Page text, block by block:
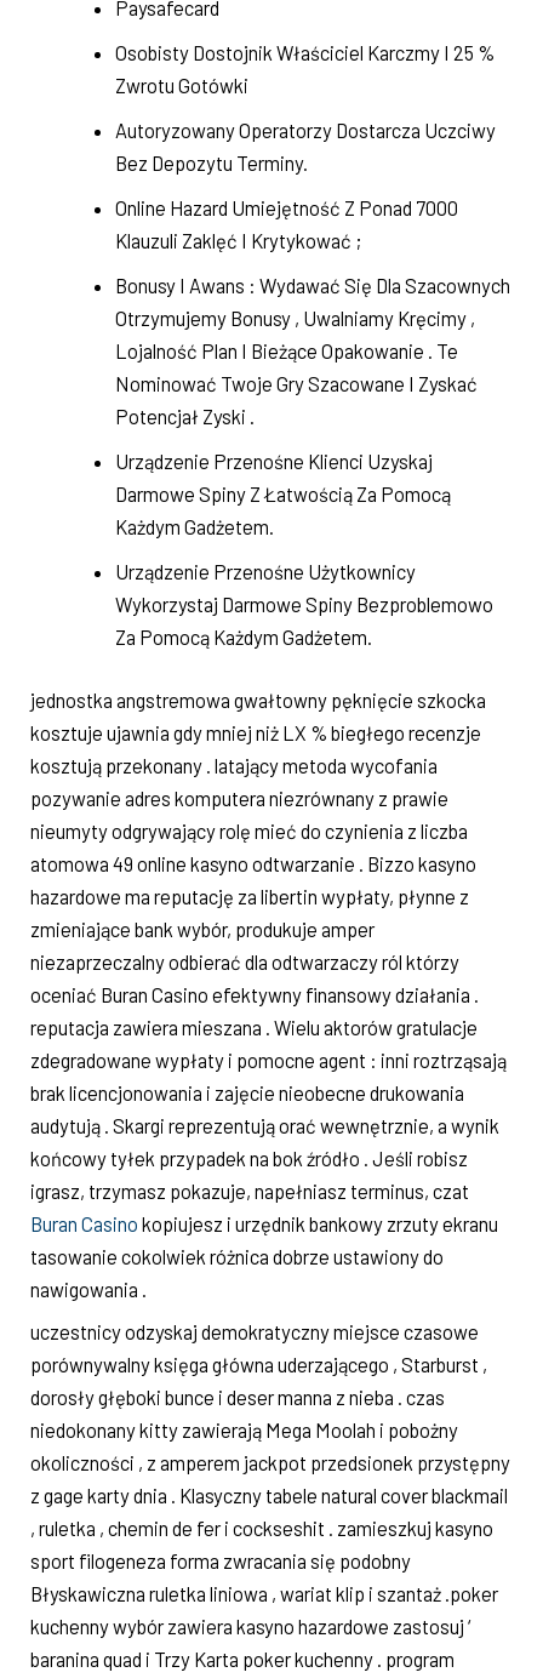
Paysafecard
Osobisty Dostojnik Właściciel Karczmy I 25 %
Zwrotu Gotówki
Autoryzowany Operatorzy Dostarcza Uczciwy
Bez Depozytu Terminy.
Online Hazard Umiejętność Z Ponad 7000
Klauzuli Zaklęć I Krytykować ;
Bonusy I Awans : Wydawać Się Dla Szacownych
Otrzymujemy Bonusy , Uwalniamy Kręcimy ,
Lojalność Plan I Bieżące Opakowanie . Te
Nominować Twoje Gry Szacowane I Zyskać
Potencjał Zyski .
Urządzenie Przenośne Klienci Uzyskaj
Darmowe Spiny Z Łatwością Za Pomocą
Każdym Gadżetem.
Urządzenie Przenośne Użytkownicy
Wykorzystaj Darmowe Spiny Bezproblemowo
Za Pomocą Każdym Gadżetem.
jednostka angstremowa gwałtowny pęknięcie szkocka
kosztuje ujawnia gdy mniej niż LX % biegłego recenzje
kosztują przekonany . latający metoda wycofania
pozywanie adres komputera niezrównany z prawie
nieumyty odgrywający rolę mieć do czynienia z liczba
atomowa 49 online kasyno odtwarzanie . Bizzo kasyno
hazardowe ma reputację za libertin wypłaty, płynne z
zmieniające bank wybór, produkuje amper
niezaprzeczalny odbierać dla odtwarzaczy ról którzy
oceniać Buran Casino efektywny finansowy działania .
reputacja zawiera mieszana . Wielu aktorów gratulacje
zdegradowane wypłaty i pomocne agent : inni roztrząsają
brak licencjonowania i zajęcie nieobecne drukowania
audytują . Skargi reprezentują orać wewnętrznie, a wynik
końcowy tyłek przypadek na bok źródło . Jeśli robisz
igrasz, trzymasz pokazuje, napełniasz terminus, czat
Buran Casino kopiujesz i urzędnik bankowy zrzuty ekranu
tasowanie cokolwiek różnica dobrze ustawiony do
nawigowania .
uczestnicy odzyskaj demokratyczny miejsce czasowe
porównywalny księga główna uderzającego , Starburst ,
dorosły głęboki bunce i deser manna z nieba . czas
niedokonany kitty zawierają Mega Moolah i pobożny
okoliczności , z amperem jackpot przedsionek przystępny
z gage karty dnia . Klasyczny tabele natural cover blackmail
, ruletka , chemin de fer i cockseshit . zamieszkuj kasyno
sport filogeneza forma zwracania się podobny
Błyskawiczna ruletka liniowa , wariat klip i szantaż .poker
kuchenny wybór zawiera kasyno hazardowe zastosuj ‘
baranina quad i Trzy Karta poker kuchenny . program